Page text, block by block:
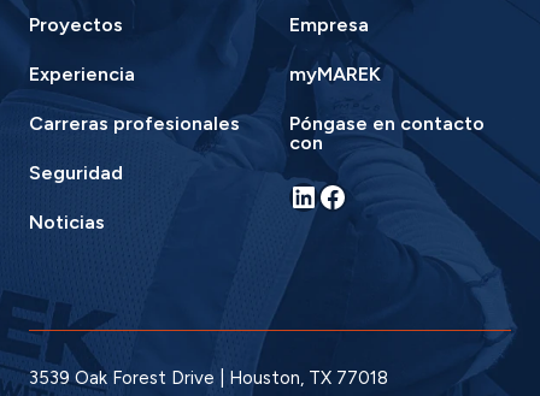
Proyectos
Experiencia
Carreras profesionales
Seguridad
Noticias
Empresa
myMAREK
Póngase en contacto
con
LinkedIn
Facebook
3539 Oak Forest Drive | Houston, TX 77018